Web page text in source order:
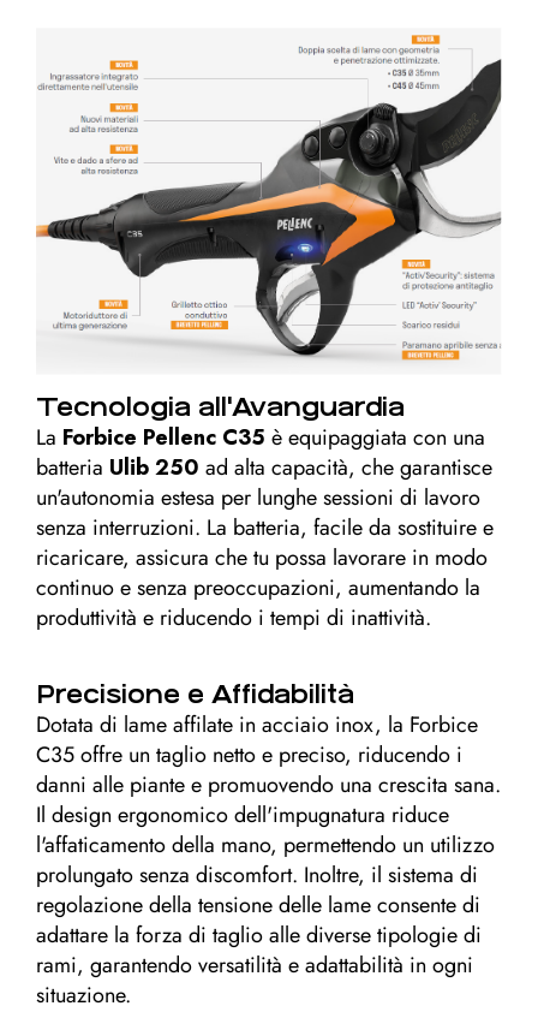
Tecnologia all'Avanguardia
La Forbice Pellenc C35 è equipaggiata con una
batteria Ulib 250 ad alta capacità, che garantisce
un'autonomia estesa per lunghe sessioni di lavoro
senza interruzioni. La batteria, facile da sostituire e
ricaricare, assicura che tu possa lavorare in modo
continuo e senza preoccupazioni, aumentando la
produttività e riducendo i tempi di inattività.
Precisione e Affidabilità
Dotata di lame affilate in acciaio inox, la Forbice
C35 offre un taglio netto e preciso, riducendo i
danni alle piante e promuovendo una crescita sana.
Il design ergonomico dell'impugnatura riduce
l'affaticamento della mano, permettendo un utilizzo
prolungato senza discomfort. Inoltre, il sistema di
regolazione della tensione delle lame consente di
adattare la forza di taglio alle diverse tipologie di
rami, garantendo versatilità e adattabilità in ogni
situazione.